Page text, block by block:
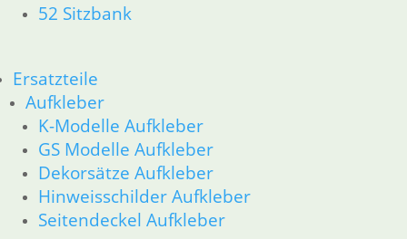
52 Sitzbank
Ersatzteile
Aufkleber
K-Modelle Aufkleber
GS Modelle Aufkleber
Dekorsätze Aufkleber
Hinweisschilder Aufkleber
Seitendeckel Aufkleber
21 Kupplung
26 Kardanwelle
32 Lenkung
33 Antrieb
36 Räder
34 Bremsen
46 Rahmen & Verkleidung
51 Spiegel & Schlösser __PDR80Basic
52 Sitzbank